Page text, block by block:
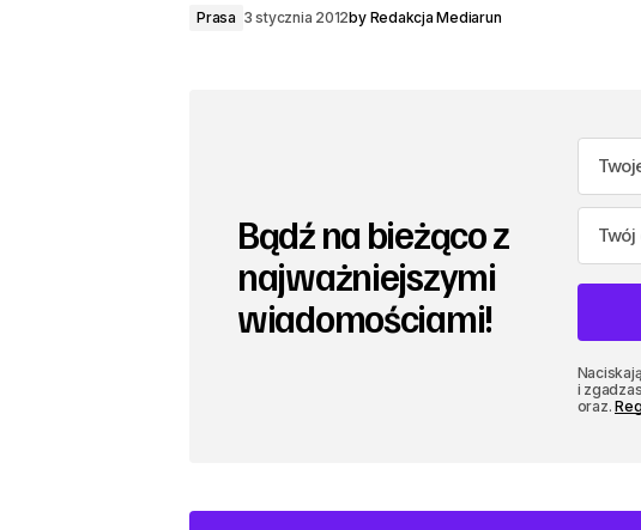
Prasa 3 stycznia 2012by Redakcja Mediarun
Bądź na bieżąco z
najważniejszymi
wiadomościami!
i
oraz.